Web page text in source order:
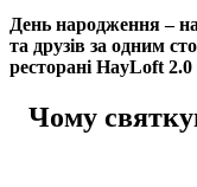
День народження –
та друзів за одним
ресторані HayLoft
Чому